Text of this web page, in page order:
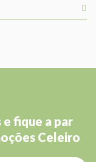
e fique a par
Celeiro